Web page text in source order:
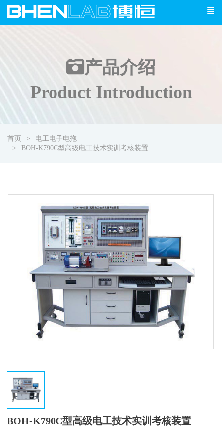
产品介绍
Product Introduction
首页
电工电子电拖
BOH-K790C型高级电工技术实训考核装置
BOH-K790C型高级电工技术实训考核装置